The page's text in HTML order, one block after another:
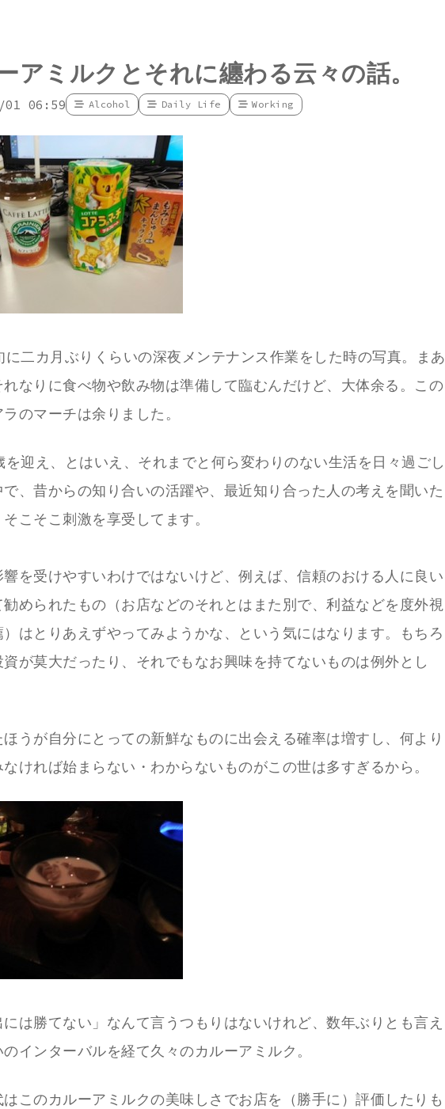
アミルクとそれに纏わる云々の話。
01 06:59 Alcohol Daily Life Working
に二カ月ぶりくらいの深夜メンテナンス作業をした時の写真。まあ
れなりに食べ物や飲み物は準備して臨むんだけど、大体余る。この
ラのマーチは余りました。
を迎え、とはいえ、それまでと何ら変わりのない生活を日々過ごし
で、昔からの知り合いの活躍や、最近知り合った人の考えを聞いた
そこそこ刺激を享受してます。
響を受けやすいわけではないけど、例えば、信頼のおける人に良い
勧められたもの（お店などのそれとはまた別で、利益などを度外視
）はとりあえずやってみようかな、という気にはなります。もちろ
資が莫大だったり、それでもなお興味を持てないものは例外とし
ほうが自分にとっての新鮮なものに出会える確率は増すし、何より
ければ始まらない・わからないものがこの世は多すぎるから。
には勝てない」なんて言うつもりはないけれど、数年ぶりとも言え
のインターバルを経て久々のカルーアミルク。
このカルーアミルクの美味しさでお店を（勝手に）評価したりも